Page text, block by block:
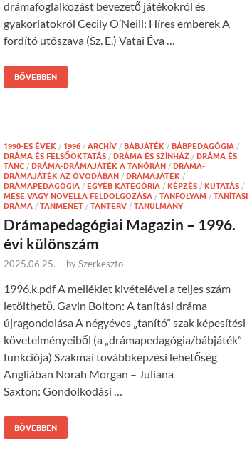
drámafoglalkozást bevezető játékokról és
gyakorlatokról Cecily O’Neill: Híres emberek A
fordító utószava (Sz. E.) Vatai Éva …
BŐVEBBEN
1990-ES ÉVEK / 1996 / ARCHÍV / BÁBJÁTÉK / BÁBPEDAGÓGIA /
DRÁMA ÉS FELSŐOKTATÁS / DRÁMA ÉS SZÍNHÁZ / DRÁMA ÉS
TÁNC / DRÁMA-DRÁMAJÁTÉK A TANÓRÁN / DRÁMA-
DRÁMAJÁTÉK AZ ÓVODÁBAN / DRÁMAJÁTÉK /
DRÁMAPEDAGÓGIA / EGYÉB KATEGÓRIA / KÉPZÉS / KUTATÁS /
MESE VAGY NOVELLA FELDOLGOZÁSA / TANFOLYAM / TANÍTÁSI
DRÁMA / TANMENET / TANTERV / TANULMÁNY
Drámapedagógiai Magazin – 1996.
évi különszám
2025.06.25. - bySzerkeszto
1996.k.pdf A melléklet kivételével a teljes szám
letölthető. Gavin Bolton: A tanítási dráma
újragondolása A négyéves „tanító” szak képesítési
követelményeiből (a „drámapedagógia/bábjáték”
funkciója) Szakmai továbbképzési lehetőség
Angliában Norah Morgan – Juliana
Saxton: Gondolkodási …
BŐVEBBEN